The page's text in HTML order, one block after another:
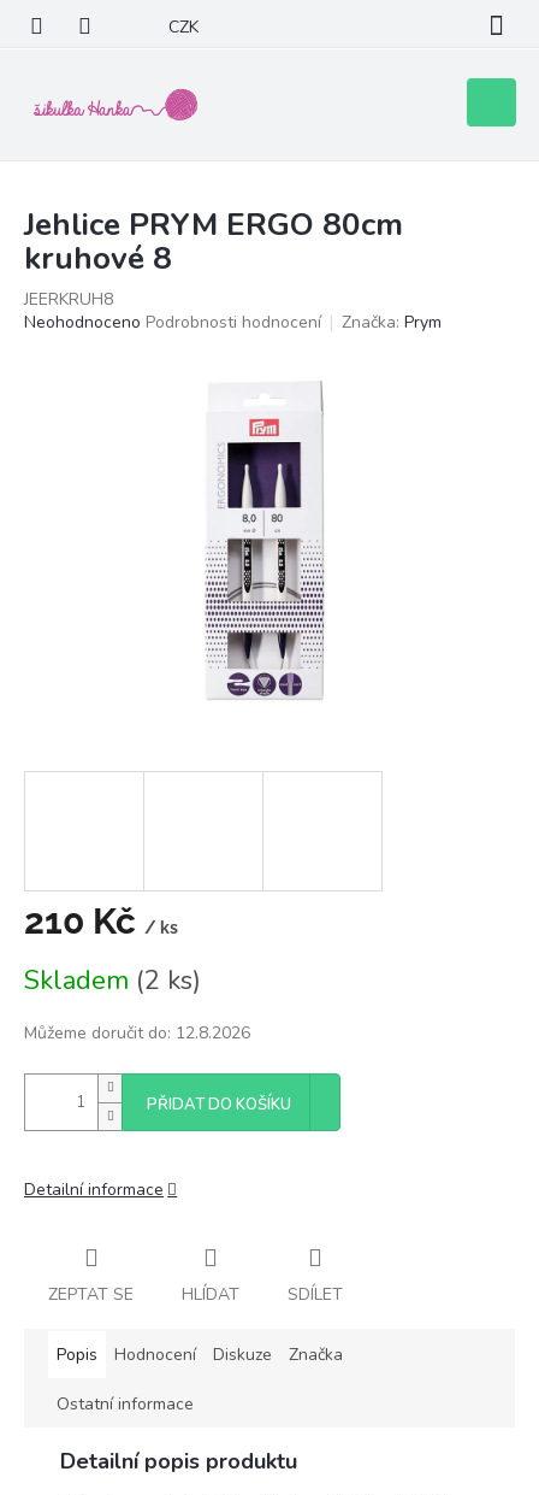
obsah
CZK
košík
Jehlice PRYM ERGO 80cm
kruhové 8
JEERKRUH8
Průměrné
Neohodnoceno Podrobnosti hodnocení Značka: Prym
210 Kč / ks
cena:
Skladem (2 ks)
Můžeme doručit do: 12.8.2026
PŘIDAT DO KOŠÍKU
Detailní informace
ZEPTAT SE HLÍDAT SDÍLET
Popis Hodnocení Diskuze Značka
Ostatní informace
Detailní popis produktu